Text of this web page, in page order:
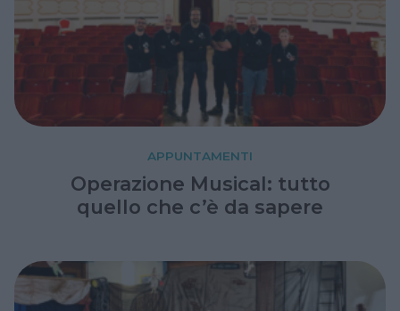
APPUNTAMENTI
Operazione Musical: tutto
quello che c’è da sapere